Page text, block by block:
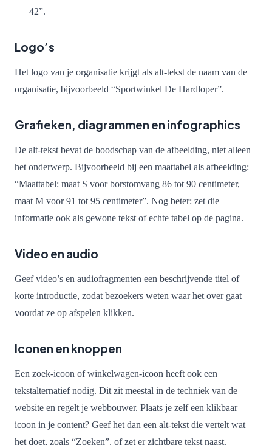
42”.
Logo’s
Het logo van je organisatie krijgt als alt-tekst de naam van de
organisatie, bijvoorbeeld “Sportwinkel De Hardloper”.
Grafieken, diagrammen en infographics
De alt-tekst bevat de boodschap van de afbeelding, niet alleen
het onderwerp. Bijvoorbeeld bij een maattabel als afbeelding:
“Maattabel: maat S voor borstomvang 86 tot 90 centimeter,
maat M voor 91 tot 95 centimeter”. Nog beter: zet die
informatie ook als gewone tekst of echte tabel op de pagina.
Video en audio
Geef video’s en audiofragmenten een beschrijvende titel of
korte introductie, zodat bezoekers weten waar het over gaat
voordat ze op afspelen klikken.
Iconen en knoppen
Een zoek-icoon of winkelwagen-icoon heeft ook een
tekstalternatief nodig. Dit zit meestal in de techniek van de
website en regelt je webbouwer. Plaats je zelf een klikbaar
icoon in je content? Geef het dan een alt-tekst die vertelt wat
het doet, zoals “Zoeken”, of zet er zichtbare tekst naast.